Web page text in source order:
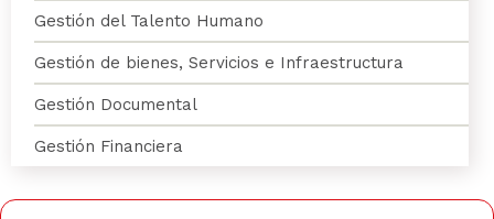
Gestión del Talento Humano
Gestión de bienes, Servicios e Infraestructura
Gestión Documental
Gestión Financiera